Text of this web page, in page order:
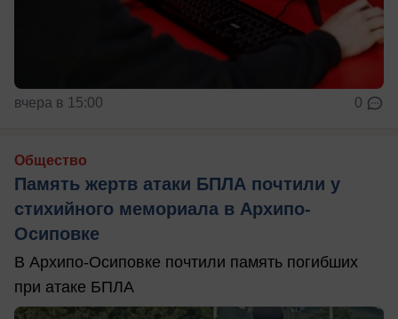
вчера в 15:00 0
Общество
Память жертв атаки БПЛА почтили у
стихийного мемориала в Архипо-
Осиповке
В Архипо-Осиповке почтили память погибших
при атаке БПЛА